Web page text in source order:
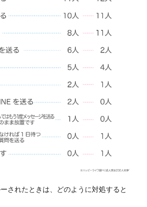
されたときは、どのように対処すると